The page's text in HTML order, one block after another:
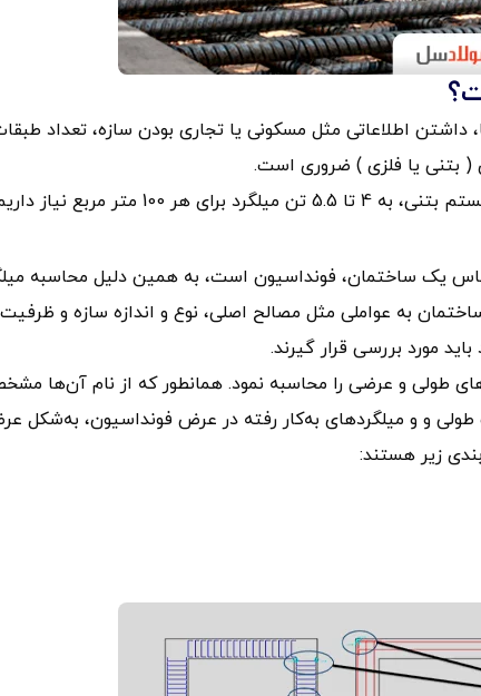
میزان میلگرد مورد نیاز برای 100 متر زیربنا، داشتن اطلاعاتی مثل مسکونی یا تجاری بودن سازه، تعداد
( بتنی یا فلزی ) ضروری است.
مربع نیاز داریم.
یک ساختمان، فونداسیون است، به همین دلیل محاسبه
به عواملی مثل مصالح اصلی، نوع و اندازه سازه و ظرفیت
مورد بررسی قرار گیرند.
طولی و عرضی را محاسبه نمود. همانطور که از نام آن‌ها
و و میلگردهای به‌کار رفته در عرض فونداسیون، به‌شکل
زیر هستند: